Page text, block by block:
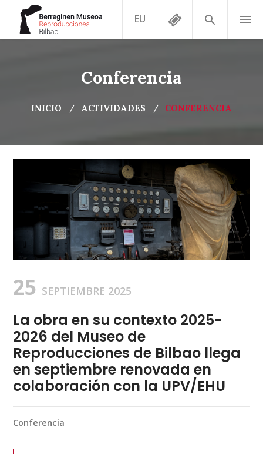
EU
Conferencia
INICIO ACTIVIDADES CONFERENCIA
25 SEPTIEMBRE 2025
La obra en su contexto 2025-
2026 del Museo de
Reproducciones de Bilbao llega
en septiembre renovada en
colaboración con la UPV/EHU
Conferencia